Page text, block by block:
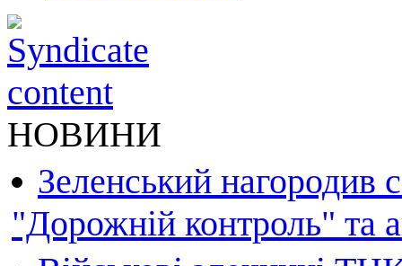
НОВИНИ
Зеленський нагородив
"Дорожній контроль" та